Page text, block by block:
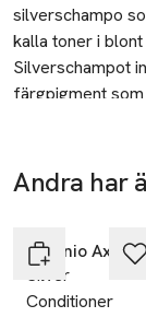
silverschampo
kalla toner i
Silverschampot
färgpigment
håret. Passar
minuter. Skölj
tillsammans
hårtyper. Säker
miljöstation
Sankt
Stockholm
Andra har
Antonio Axu
Silver
Conditioner